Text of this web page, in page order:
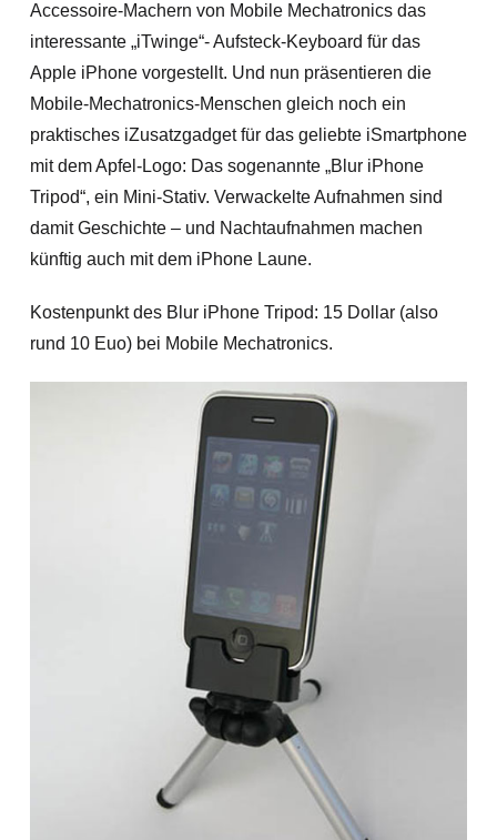
Accessoire-Machern von Mobile Mechatronics das
interessante „iTwinge“- Aufsteck-Keyboard für das
Apple iPhone vorgestellt. Und nun präsentieren die
Mobile-Mechatronics-Menschen gleich noch ein
praktisches iZusatzgadget für das geliebte iSmartphone
mit dem Apfel-Logo: Das sogenannte „Blur iPhone
Tripod“, ein Mini-Stativ. Verwackelte Aufnahmen sind
damit Geschichte – und Nachtaufnahmen machen
künftig auch mit dem iPhone Laune.
Kostenpunkt des Blur iPhone Tripod: 15 Dollar (also
rund 10 Euo) bei Mobile Mechatronics.